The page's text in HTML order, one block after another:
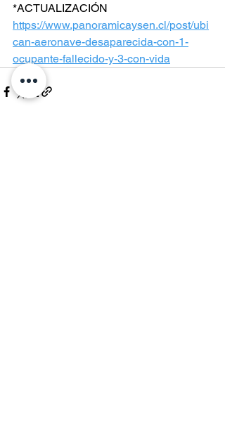
*ACTUALIZACIÓN
https://www.panoramicaysen.cl/post/ubi
can-aeronave-desaparecida-con-1-
ocupante-fallecido-y-3-con-vida